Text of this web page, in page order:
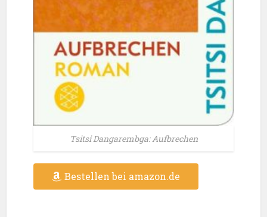
Tsitsi Dangarembga: Aufbrechen
Bestellen bei amazon.de